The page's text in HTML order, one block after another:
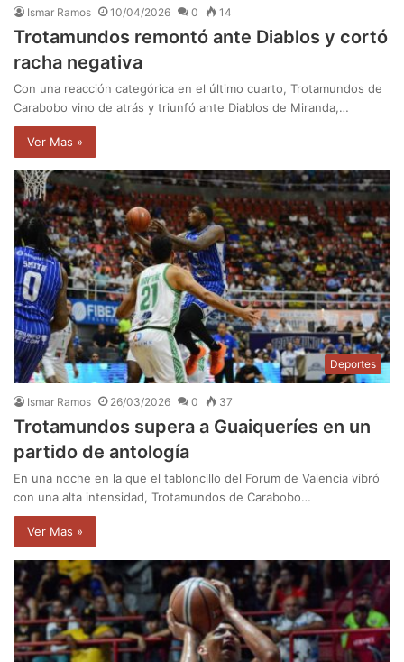
Ismar Ramos 10/04/2026 0 14
Trotamundos remontó ante Diablos y cortó
racha negativa
Con una reacción categórica en el último cuarto, Trotamundos de
Carabobo vino de atrás y triunfó ante Diablos de Miranda,…
Ver Mas »
Deportes
Ismar Ramos 26/03/2026 0 37
Trotamundos supera a Guaiqueríes en un
partido de antología
En una noche en la que el tabloncillo del Forum de Valencia vibró
con una alta intensidad, Trotamundos de Carabobo…
Ver Mas »